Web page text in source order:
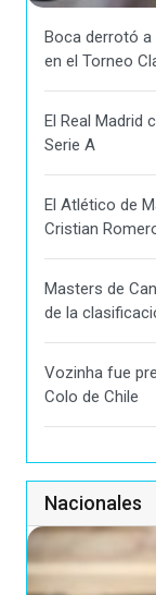
Boca derrotó
en el Torneo
El Real Madrid
Serie A
El Atlético de
Cristian
Masters de
de la
Vozinha fue
Colo de Chile
Nacionales